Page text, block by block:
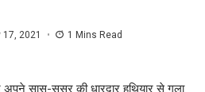
2021 1 Mins Read
अपने सास-ससुर की धारदार हथियार से गला